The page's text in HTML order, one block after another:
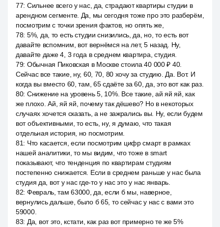
77: Сильнее всего у нас, да, страдают квартиры студии в
арендном сегменте. Да, мы сегодня тоже про это разберём,
посмотрим с точки зрения фактов, но опять же,
78: 5%, да, то есть студии снизились, да, но, то есть вот
давайте вспомним, вот вернёмся на лет, 5 назад. Ну,
давайте даже 4, 3 года в среднем квартира, студия.
79: Обычная Пиковская в Москве стоила 40 000 ₽ 40.
Сейчас все такие, ну, 60, 70, 80 хочу за студию. Да. Вот. И
когда вы вместо 60, там, 65 сдаёте за 60, да, это вот как раз.
80: Снижение на уровень 5, 10%. Все такие, ай яй яй, как
же плохо. Ай, яй яй, почему так дёшево? Но в некоторых
случаях хочется сказать, а не зажрались вы. Ну, если будем
вот объективными, то есть, ну, я думаю, что такая
отдельная история, но посмотрим.
81: Что касается, если посмотрим цифр смарт в рамках
нашей аналитики, то мы видим, что тоже в smart
показывают, что тенденция по квартирам студиям
постепенно снижается. Если в среднем раньше у нас была
студия да, вот у нас где-то у нас это у нас январь.
82: Февраль, там 63000, да, если б мы, наверное,
вернулись дальше, было б 65, то сейчас у нас с вами это
59000.
83: Да, вот это, кстати, как раз вот примерно те же 5%